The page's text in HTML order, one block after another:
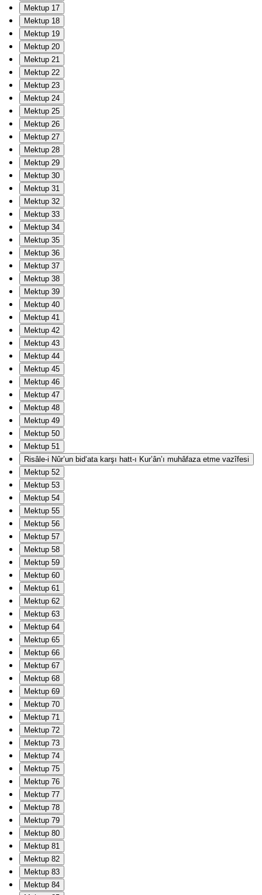
Mektup 17
Mektup 18
Mektup 19
Mektup 20
Mektup 21
Mektup 22
Mektup 23
Mektup 24
Mektup 25
Mektup 26
Mektup 27
Mektup 28
Mektup 29
Mektup 30
Mektup 31
Mektup 32
Mektup 33
Mektup 34
Mektup 35
Mektup 36
Mektup 37
Mektup 38
Mektup 39
Mektup 40
Mektup 41
Mektup 42
Mektup 43
Mektup 44
Mektup 45
Mektup 46
Mektup 47
Mektup 48
Mektup 49
Mektup 50
Mektup 51
Risâle-i Nûr’un bid‘ata karşı hatt-ı Kur’ân’ı muhâfaza etme vazîfesi
Mektup 52
Mektup 53
Mektup 54
Mektup 55
Mektup 56
Mektup 57
Mektup 58
Mektup 59
Mektup 60
Mektup 61
Mektup 62
Mektup 63
Mektup 64
Mektup 65
Mektup 66
Mektup 67
Mektup 68
Mektup 69
Mektup 70
Mektup 71
Mektup 72
Mektup 73
Mektup 74
Mektup 75
Mektup 76
Mektup 77
Mektup 78
Mektup 79
Mektup 80
Mektup 81
Mektup 82
Mektup 83
Mektup 84